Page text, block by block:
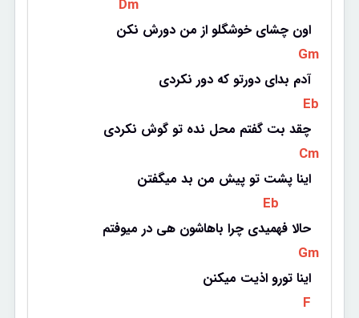
Dm
اون چشای خوشگلو از من دورش نکن
Gm
آدم بدای دورتو که دور نکردی
Eb
چقد بت گفتم محل نده تو گوش نکردی
Cm
اینا پشت تو پیش من بد میگفتن
Eb
حالا فهمیدی چرا باهاشون هی در میوفتم
Gm
اینا تورو اذیت میکنن
F